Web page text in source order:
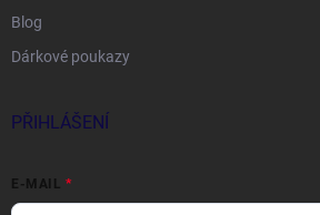
Blog
Dárkové poukazy
PŘIHLÁŠENÍ
E-MAIL